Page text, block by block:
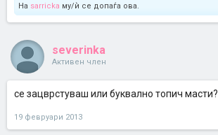
На sarricka му/ѝ се допаѓа ова.
severinka
Активен член
се зацврстуваш или буквално топич масти?
19 февруари 2013